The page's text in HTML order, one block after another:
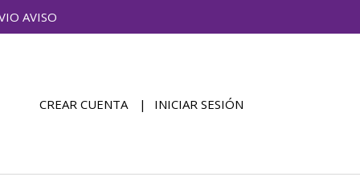
AVISO
CREAR CUENTA INICIAR SESIÓN